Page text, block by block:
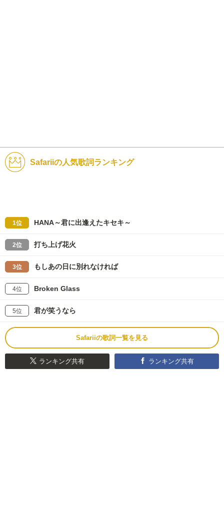
Safariiの人気歌詞ランキング
1位 HANA～君に出逢えたキセキ～
2位 打ち上げ花火
3位 もしあの日に別れなければ
4位 Broken Glass
5位 君が笑うなら
Safariiの歌詞一覧を見る
ランキング共有 ランキング共有